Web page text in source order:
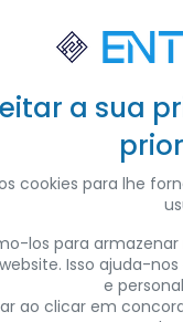
a sua
cookies para lhe
los para
Isso ajuda-
e
ao clicar em